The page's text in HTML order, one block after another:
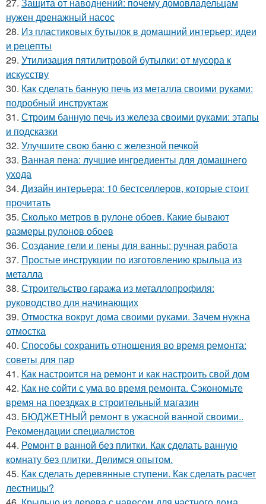
нужен дренажный насос
28. Из пластиковых бутылок в домашний интерьер: идеи
и рецепты
29. Утилизация пятилитровой бутылки: от мусора к
искусству
30. Как сделать банную печь из металла своими руками:
подробный инструктаж
31. Строим банную печь из железа своими руками: этапы
и подсказки
32. Улучшите свою баню с железной печкой
33. Ванная пена: лучшие ингредиенты для домашнего
ухода
34. Дизайн интерьера: 10 бестселлеров, которые стоит
прочитать
35. Сколько метров в рулоне обоев. Какие бывают
размеры рулонов обоев
36. Создание гели и пены для ванны: ручная работа
37. Простые инструкции по изготовлению крыльца из
металла
38. Строительство гаража из металлопрофиля:
руководство для начинающих
39. Отмостка вокруг дома своими руками. Зачем нужна
отмостка
40. Способы сохранить отношения во время ремонта:
советы для пар
41. Как настроится на ремонт и как настроить свой дом
42. Как не сойти с ума во время ремонта. Сэкономьте
время на поездках в строительный магазин
43. БЮДЖЕТНЫЙ ремонт в ужасной ванной своими..
Рекомендации специалистов
44. Ремонт в ванной без плитки. Как сделать ванную
комнату без плитки. Делимся опытом.
45. Как сделать деревянные ступени. Как сделать расчет
лестницы?